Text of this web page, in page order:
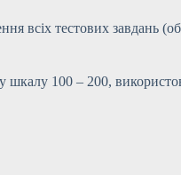
всіх тестових завдань
шкалу 100 – 200,